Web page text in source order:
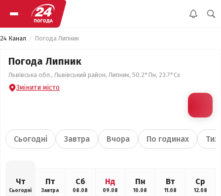
24 Канал Погода Липник
Погода Липник
Львівська обл., Львівський район, Липник, 50.2°Пн, 23.7°Сх
Змінити місто
Сьогодні Завтра Вчора По годинах
Чт
Сьогодні
Пт
Завтра
Сб
08.08
Нд
09.08
Пн
10.08
Вт
11.08
Ср
12.08